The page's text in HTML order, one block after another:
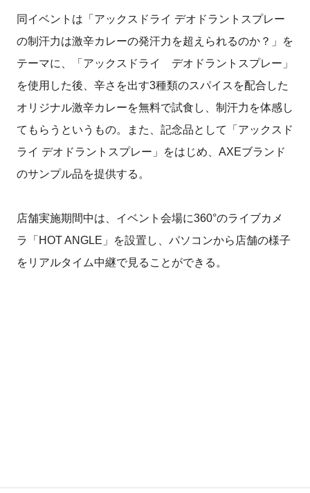
同イベントは「アックスドライ デオドラントスプレー
の制汗力は激辛カレーの発汗力を超えられるのか？」を
テーマに、「アックスドライ デオドラントスプレー」
を使用した後、辛さを出す3種類のスパイスを配合した
オリジナル激辛カレーを無料で試食し、制汗力を体感し
てもらうというもの。また、記念品として「アックスド
ライ デオドラントスプレー」をはじめ、AXEブランド
のサンプル品を提供する。
店舗実施期間中は、イベント会場に360°のライブカメ
ラ「HOT ANGLE」を設置し、パソコンから店舗の様子
をリアルタイム中継で見ることができる。